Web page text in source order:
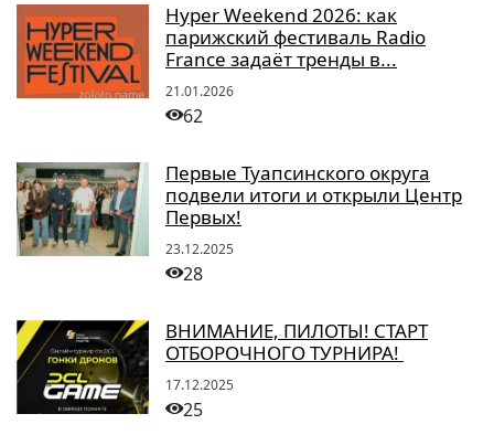
Hyper Weekend 2026: как
парижский фестиваль Radio
France задаёт тренды в...
21.01.2026
62
Первые Туапсинского округа
подвели итоги и открыли Центр
Первых!
23.12.2025
28
ВНИМАНИЕ, ПИЛОТЫ! СТАРТ
ОТБОРОЧНОГО ТУРНИРА!
17.12.2025
25